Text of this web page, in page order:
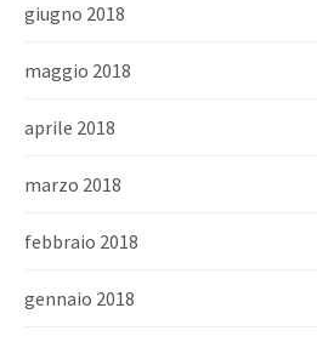
giugno 2018
maggio 2018
aprile 2018
marzo 2018
febbraio 2018
gennaio 2018